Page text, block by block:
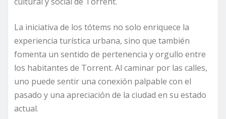
La iniciativa de los tótems no solo enriquece la
experiencia turística urbana, sino que también
fomenta un sentido de pertenencia y orgullo entre
los habitantes de Torrent. Al caminar por las calles,
uno puede sentir una conexión palpable con el
pasado y una apreciación de la ciudad en su estado
actual.